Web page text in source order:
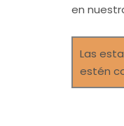
en
Las
estén